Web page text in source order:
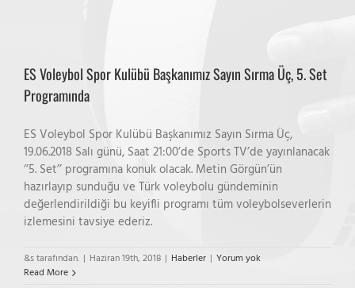
ES Voleybol Spor Kulübü Başkanımız Sayın Sırma Üç, 5. Set
Programında
ES Voleybol Spor Kulübü Başkanımız Sayın Sırma Üç,
19.06.2018 Salı günü, Saat 21:00’de Sports TV’de yayınlanacak
‘’5. Set’’ programına konuk olacak. Metin Görgün’ün
hazırlayıp sunduğu ve Türk voleybolu gündeminin
değerlendirildiği bu keyifli programı tüm voleybolseverlerin
izlemesini tavsiye ederiz.
&s tarafından. | Haziran 19th, 2018 | Haberler | Yorum yok
Read More